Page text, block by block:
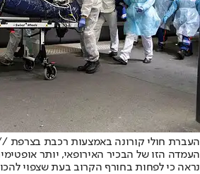
העברת חולי קורונה באמצעות רכבת בצרפת //
העמדה הזו של הבכיר האירופאי, יותר
נראה כי לפחות בחורף הקרוב בעת שצפוי